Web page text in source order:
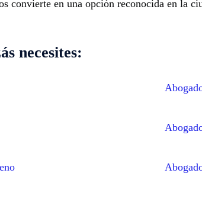
convierte en una opción reconocida en la
necesites: